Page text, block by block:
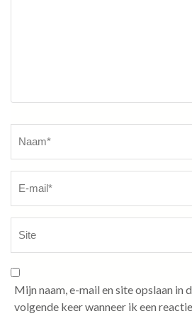
Mijn naam, e-mail en site opslaan in
volgende keer wanneer ik een